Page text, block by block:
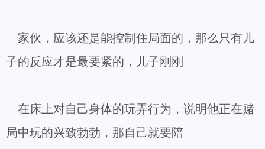
家伙，应该还是能控制住局面的，那么只有儿
子的反应才是最要紧的，儿子刚刚
在床上对自己身体的玩弄行为，说明他正在赌
局中玩的兴致勃勃，那自己就要陪